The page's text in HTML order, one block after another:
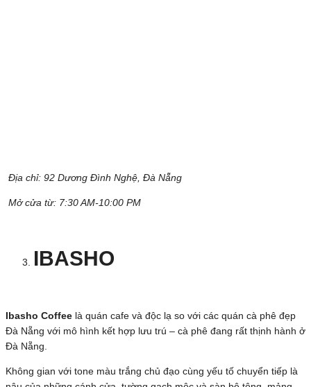
Địa chỉ: 92 Dương Đình Nghệ, Đà Nẵng
Mở cửa từ: 7:30 AM-10:00 PM
IBASHO
Ibasho Coffee là quán cafe và độc lạ so với các quán cà phê đẹp
Đà Nẵng với mô hình kết hợp lưu trú – cà phê đang rất thịnh hành ở
Đà Nẵng.
Không gian với tone màu trắng chủ đạo cùng yếu tố chuyển tiếp là